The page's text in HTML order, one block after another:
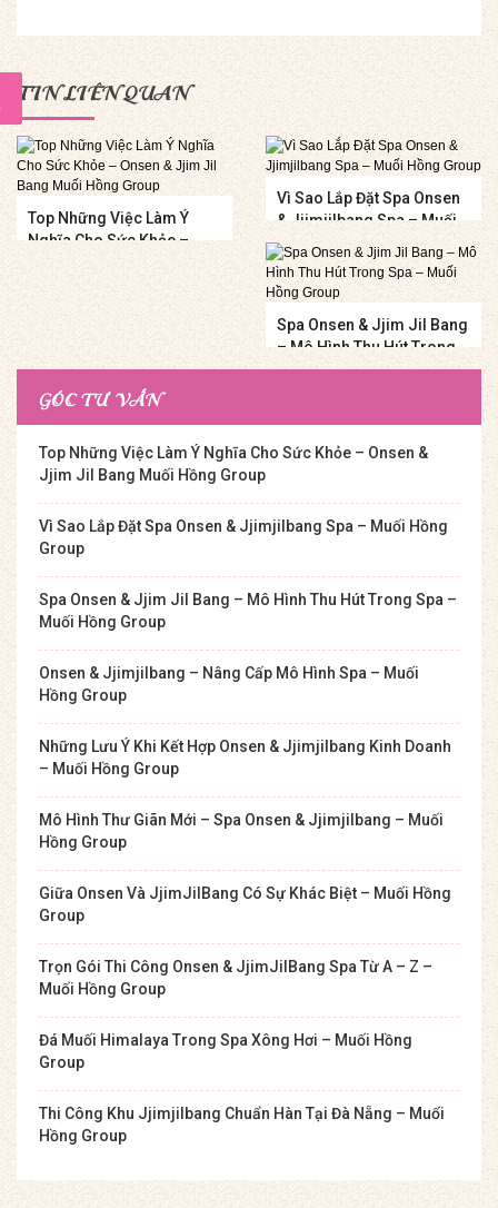
TIN LIÊN QUAN
Top Những Việc Làm Ý
Nghĩa Cho Sức Khỏe –
Onsen & Jjim Jil Bang
Muối Hồng Group
Vì Sao Lắp Đặt Spa Onsen
& Jjimjilbang Spa – Muối
Hồng Group
Spa Onsen & Jjim Jil Bang
– Mô Hình Thu Hút Trong
Spa – Muối Hồng Group
GÓC TƯ VẤN
Top Những Việc Làm Ý Nghĩa Cho Sức Khỏe – Onsen &
Jjim Jil Bang Muối Hồng Group
Vì Sao Lắp Đặt Spa Onsen & Jjimjilbang Spa – Muối Hồng
Group
Spa Onsen & Jjim Jil Bang – Mô Hình Thu Hút Trong Spa –
Muối Hồng Group
Onsen & Jjimjilbang – Nâng Cấp Mô Hình Spa – Muối
Hồng Group
Những Lưu Ý Khi Kết Hợp Onsen & Jjimjilbang Kinh Doanh
– Muối Hồng Group
Mô Hình Thư Giãn Mới – Spa Onsen & Jjimjilbang – Muối
Hồng Group
Giữa Onsen Và JjimJilBang Có Sự Khác Biệt – Muối Hồng
Group
Trọn Gói Thi Công Onsen & JjimJilBang Spa Từ A – Z –
Muối Hồng Group
Đá Muối Himalaya Trong Spa Xông Hơi – Muối Hồng
Group
Thi Công Khu Jjimjilbang Chuẩn Hàn Tại Đà Nẵng – Muối
Hồng Group